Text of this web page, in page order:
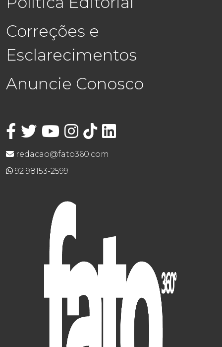
Correções e
Esclarecimentos
Anuncie Conosco
redacao@fato360.com
92 98153-2599